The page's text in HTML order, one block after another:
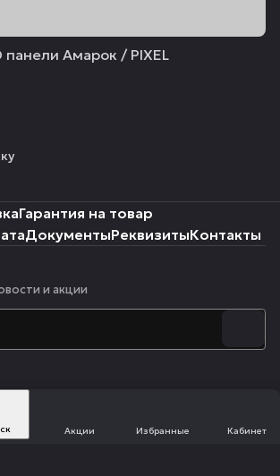
Акции Избранные Кабинет
Гарантия на товар
ДокументыРеквизитыКонтакты
и акции